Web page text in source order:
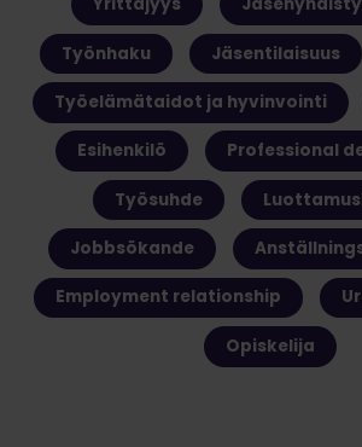
Työnhaku Jäsentilaisuus
Työelämätaidot ja hyvinvointi
Esihenkilö Professional
Työsuhde
Jobbsökande
Employment relationship
Opiskelija